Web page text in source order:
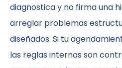
diagnostica y no firma una
arreglar problemas
diseñados. Si tu
las reglas internas son